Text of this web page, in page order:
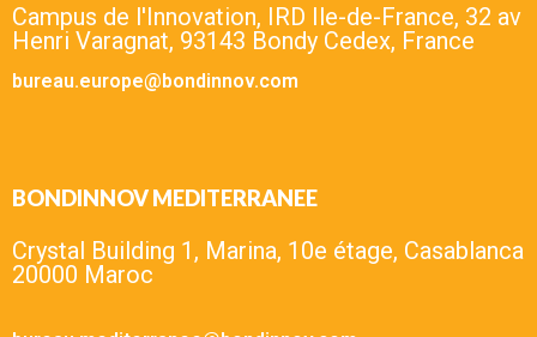
Campus de l'Innovation, IRD Ile-de-France, 32 av
Henri Varagnat, 93143 Bondy Cedex, France
bureau.europe@bondinnov.com
BONDINNOV MEDITERRANEE
Crystal Building 1, Marina, 10e étage, Casablanca
20000 Maroc